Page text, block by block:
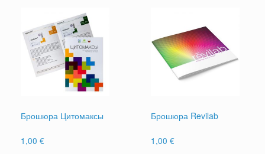
Брошюра Цитомаксы
1,00 €
Брошюра Revilab
1,00€